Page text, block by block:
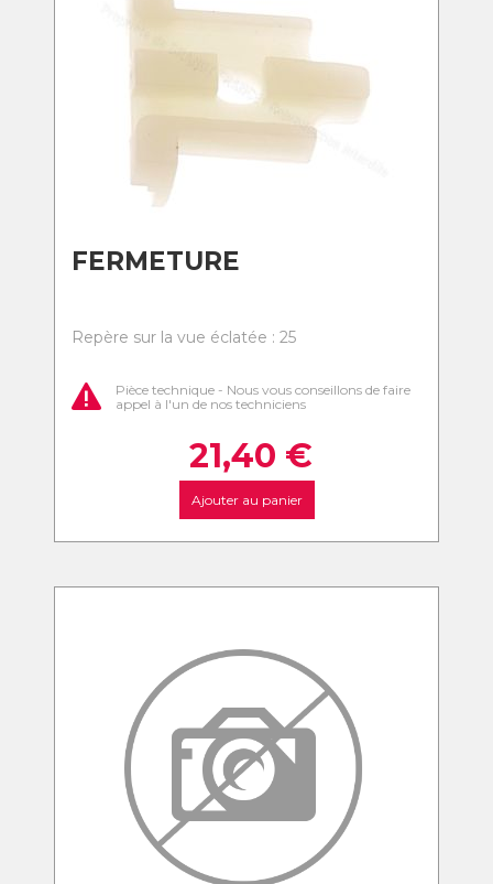
FERMETURE
Repère sur la vue éclatée : 25
Pièce technique - Nous vous conseillons de faire
appel à l'un de nos techniciens
21,40 €
Ajouter au panier